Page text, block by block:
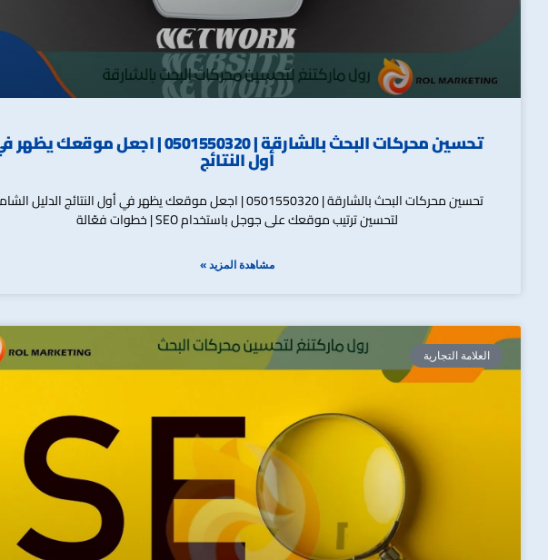
تحسين محركات البحث بالشارقة | 0501550320 | اجعل موقعك
أول النتائج
تحسين محركات البحث بالشارقة | 0501550320 | اجعل موقعك يظهر في أول النتائج الدليل
لتحسين ترتيب موقعك على جوجل باستخدام SEO | خطوات فعّالة
مشاهدة المزيد »
العلامة التجارية